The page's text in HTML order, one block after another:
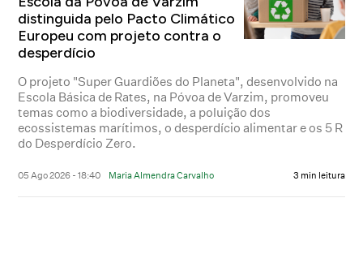
distinguida pelo Pacto Climático
Europeu com projeto contra o
desperdício
O projeto "Super Guardiões do Planeta", desenvolvido na
Escola Básica de Rates, na Póvoa de Varzim, promoveu
temas como a biodiversidade, a poluição dos
ecossistemas marítimos, o desperdício alimentar e os 5 R
do Desperdício Zero.
05 Ago 2026 - 18:40 Maria Almendra Carvalho 3 min leitura